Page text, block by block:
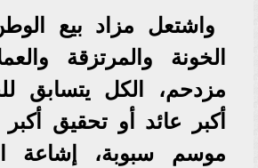
واشتعل مزاد بيع
الخونة والمرتزقة
مزدحم، الكل يتسابق
أكبر عائد أو تحقيق
موسم سبوبة، إشاعة